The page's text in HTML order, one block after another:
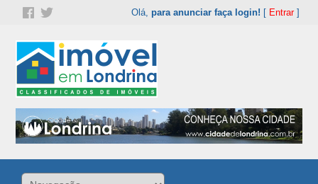
Olá, para anunciar faça login! [ Entrar]